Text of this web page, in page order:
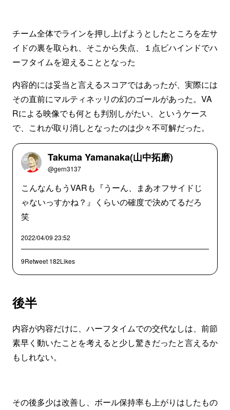
チーム全体でラインを押し上げようとしたところを左サ
イドの裏を取られ、そこから失点、１点ビハインドでハ
ーフタイムを迎えることとなった
内容的には妥当と言えるスコアではあったが、実際には
その直前にマルティネッリの幻のゴールがあった。VA
Rによる映像でも何とも判別しがたい、というケース
で、これが取り消しとなったのは少々不可解だった。
Takuma Yamanaka(山中拓磨)
@gern3137
こんなんもうVARも『うーん、まあオフサイドじ
ゃないっすかね？』くらいの確度で決めてるだろ
笑
2022/04/09 23:52
9Retweet 182Likes
後半
内容が内容だけに、ハーフタイムでの交代なしは、前節
素早く動いたことを考えると少し驚きだったと言えるか
もしれない。
その後多少は改善し、ボール保持率も上がりはしたもの